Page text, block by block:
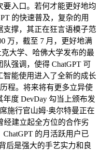
入口。若何才能更好地均
的快速普及，复杂的用
支撑，其正在狂言语模子范
万，截至 7 月，更好地满
大学、哈佛大学发布的最
强调，使得 ChatGPT 可
智能使用进入了全新的成长
程。将来将有更多立异使
年度 DevDay 勾当上颁布发
施行官山姆·奥尔特曼正在
经建立起全方位的合作劣
的月活跃用户已
后是强大的手艺实力和良